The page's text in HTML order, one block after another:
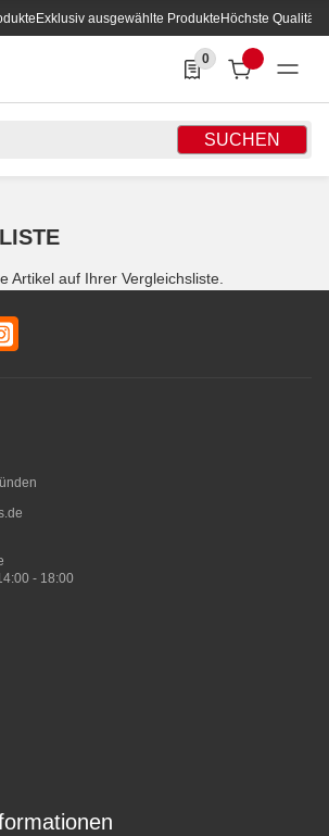
Exklusiv ausgewählte ProdukteHöchste Qualität
SUCHEN
0
0 Produkte in der
Artikel auf Ihrer Vergleichsliste.
- 18:00